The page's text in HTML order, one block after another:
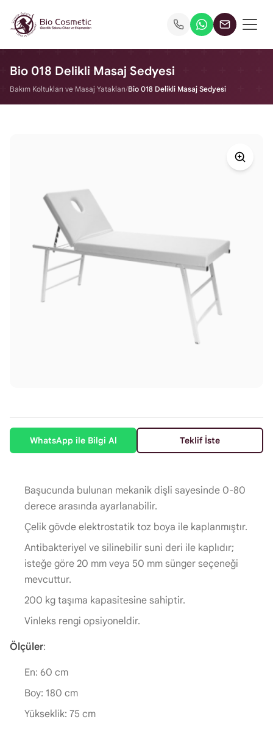
Bio 018 Delikli Masaj Sedyesi
Bakım Koltukları ve Masaj Yatakları/Bio 018 Delikli Masaj Sedyesi
WhatsApp ile Bilgi Al Teklif İste
Başucunda bulunan mekanik dişli sayesinde 0-80
derece arasında ayarlanabilir.
Çelik gövde elektrostatik toz boya ile kaplanmıştır.
Antibakteriyel ve silinebilir suni deri ile kaplıdır;
isteğe göre 20 mm veya 50 mm sünger seçeneği
mevcuttur.
200 kg taşıma kapasitesine sahiptir.
Vinleks rengi opsiyoneldir.
Ölçüler:
En: 60 cm
Boy: 180 cm
Yükseklik: 75 cm